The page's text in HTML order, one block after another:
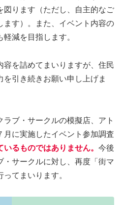
図ります（ただし、自主的なご
ます）。また、イベント内容の
減を目指します。
容を詰めてまいりますが、住民
引き続きお願い申し上げま
ラブ・サークルの模擬店、アト
月に実施したイベント参加調査
いるものではありません。 今後
・サークルに対し、再度「街マ
てまいります。